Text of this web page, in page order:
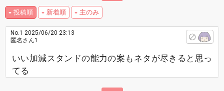
投稿順 新着順 主のみ
No.1 2025/06/20 23:13
匿名さん1
いい加減スタンドの能力の案もネタが尽きると思っ
てる